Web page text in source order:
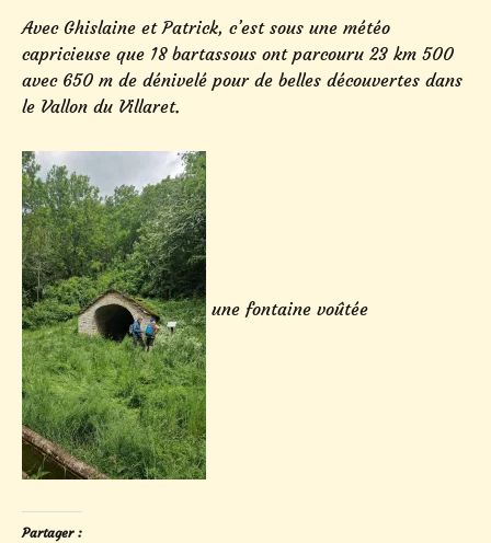
Avec Ghislaine et Patrick, c’est sous une météo
capricieuse que 18 bartassous ont parcouru 23 km 500
avec 650 m de dénivelé pour de belles découvertes dans
le Vallon du Villaret.
une fontaine voûtée
Partager :